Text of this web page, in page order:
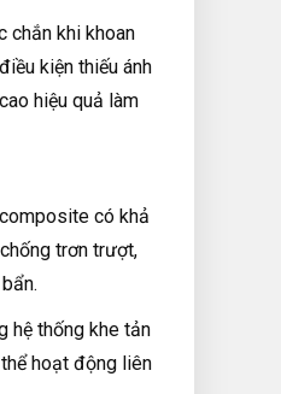
chắn khi khoan
kiện thiếu ánh
hiệu quả làm
có khả
trơn trượt,
hệ thống khe tản
hoạt động liên